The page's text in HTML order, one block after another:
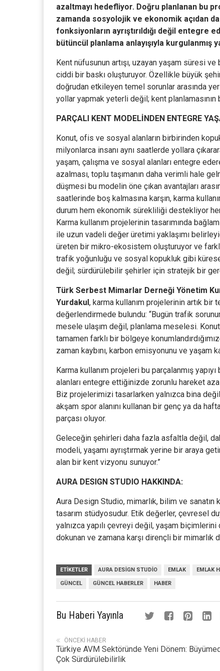
azaltmayı hedefliyor. Doğru planlanan bu
zamanda sosyolojik ve ekonomik açıdan
fonksiyonların ayrıştırıldığı değil
bütüncül planlama anlayışıyla
Kent nüfusunun artışı, uzayan yaşam süresi
ciddi bir baskı oluşturuyor. Özellikle büyük
doğrudan etkileyen temel sorunlar arasında
yollar yapmak yeterli değil; kent planlamasının
PARÇALI KENT MODELİNDEN ENTEGRE
Konut, ofis ve sosyal alanların birbirinden
milyonlarca insanı aynı saatlerde yollara
yaşam, çalışma ve sosyal alanları entegre
azalması, toplu taşımanın daha verimli hale
düşmesi bu modelin öne çıkan avantajları
saatlerinde boş kalmasına karşın, karma
durum hem ekonomik sürekliliği destekliyor
Karma kullanım projelerinin tasarımında
ile uzun vadeli değer üretimi yaklaşımı
üreten bir mikro-ekosistem oluşturuyor ve
trafik yoğunluğu ve sosyal kopukluk gibi
değil; sürdürülebilir şehirler için stratejik bir
Türk Serbest Mimarlar Derneği Yönetim
Yurdakul, karma kullanım projelerinin artık
değerlendirmede bulundu: “Bugün trafik
mesele ulaşım değil, planlama meselesi.
tamamen farklı bir bölgeye
zaman kaybını, karbon emisyonunu ve
Karma kullanım projeleri bu parçalanmış
alanları entegre ettiğinizde zorunlu hareket
Biz projelerimizi tasarlarken yalnızca bina
akşam spor alanını kullanan bir genç ya da
parçası oluyor.
Geleceğin şehirleri daha fazla asfaltla değil,
modeli, yaşamı ayrıştırmak yerine bir araya
alan bir kent vizyonu sunuyor.”
AURA DESIGN STUDIO HAKKINDA:
Aura Design Studio, mimarlık, bilim ve
tasarım stüdyosudur. Etik değerler, çevresel
yalnızca yapılı çevreyi değil, yaşam
dokunan ve zamana karşı dirençli bir
ETIKETLER AURA DESIGN STUDIO EMLAK EMLAK
GÜNCEL GÜNCEL HABERLER HABER
Bu Haberi Yayınla
ÖNCEKI HABER
Türkiye AVM Sektöründe Yeni Dönem:
Çok Sürdürülebilirlik